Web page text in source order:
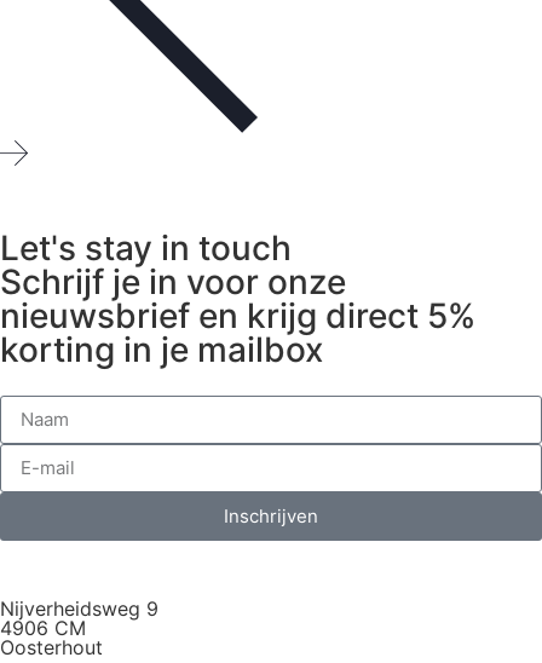
Let's stay in touch
Schrijf je in voor onze
nieuwsbrief en krijg direct 5%
korting in je mailbox
Inschrijven
Nijverheidsweg 9
4906 CM
Oosterhout